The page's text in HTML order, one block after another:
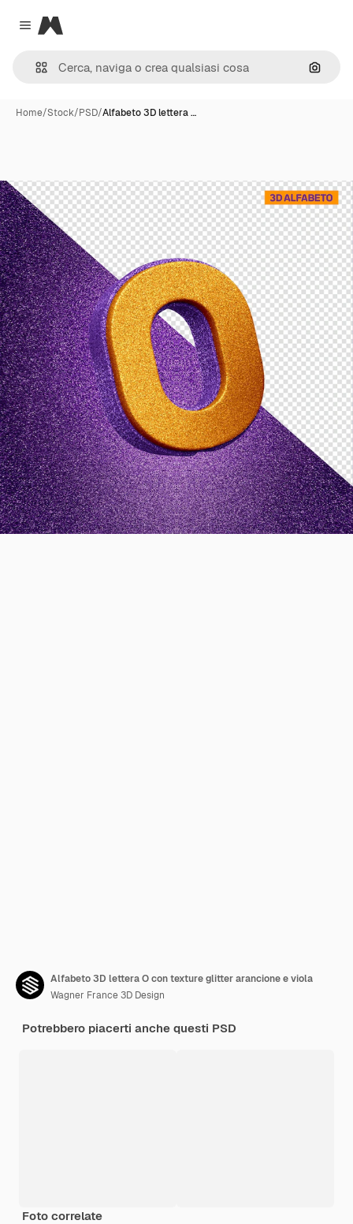
Close menu
Magnific
Cerca
Home/Stock/PSD/Alfabeto 3D lettera …
Alfabeto 3D lettera O con texture glitter arancione e viola
Wagner France 3D Design
Potrebbero piacerti anche questi PSD
Foto correlate